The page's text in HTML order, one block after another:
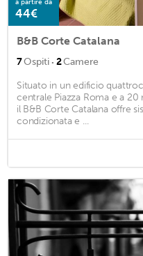
a partire da
44€
B&B Corte Catalana
7Ospiti · 2Camere
Situato in un edificio
centrale Piazza Roma e a
il B&B Corte Catalana offre
condizionata e ...